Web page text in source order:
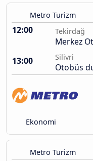
Metro Turizm
12:00 Tekirdağ
Merkez
13:00
Silivri
Otobüs
Ekonomi
Metro Turizm